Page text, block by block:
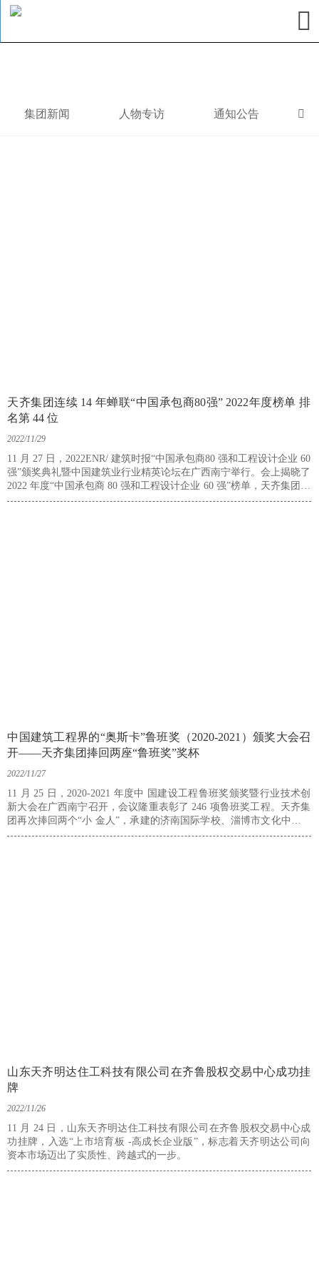

集团新闻 人物专访 通知公告 
天齐集团连续 14 年蝉联“中国承包商80强” 2022年度榜单 排
名第 44 位
2022/11/29
11 月 27 日，2022ENR/ 建筑时报“中国承包商80 强和工程设计企业 60
强”颁奖典礼暨中国建筑业行业精英论坛在广西南宁举行。会上揭晓了
2022 年度“中国承包商 80 强和工程设计企业 60 强”榜单，天齐集团再
次入围新一年度的建筑行业最强方阵，名列“中国承包商 80 强”榜单第
中国建筑工程界的“奥斯卡”鲁班奖（2020-2021）颁奖大会召
开——天齐集团捧回两座“鲁班奖”奖杯
2022/11/27
11 月 25 日，2020-2021 年度中 国建设工程鲁班奖颁奖暨行业技术创
新大会在广西南宁召开，会议隆重表彰了 246 项鲁班奖工程。天齐集
团再次捧回两个“小 金人”，承建的济南国际学校、淄博市文化中心 C
组团分别获得2020年度和 2021年度鲁班奖。淄博区域管理中心副总经
山东天齐明达住工科技有限公司在齐鲁股权交易中心成功挂
牌
2022/11/26
11 月 24 日，山东天齐明达住工科技有限公司在齐鲁股权交易中心成
功挂牌，入选“上市培育板 -高成长企业版”，标志着天齐明达公司向
资本市场迈出了实质性、跨越式的一步。